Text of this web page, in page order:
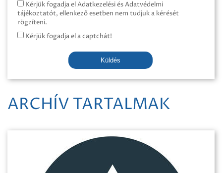
Kérjük fogadja el Adatkezelési és Adatvédelmi
tájékoztatót, ellenkező esetben nem tudjuk a kérését
rögzíteni.
Kérjük fogadja el a captchát!
Küldés
ARCHÍV TARTALMAK